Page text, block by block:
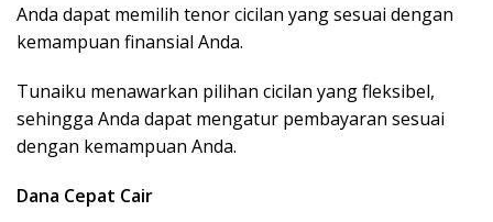
Anda dapat memilih tenor cicilan yang sesuai dengan
kemampuan finansial Anda.
Tunaiku menawarkan pilihan cicilan yang fleksibel,
sehingga Anda dapat mengatur pembayaran sesuai
dengan kemampuan Anda.
Dana Cepat Cair